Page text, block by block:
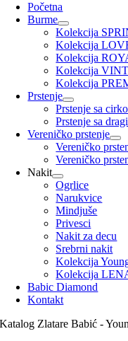
Početna
Burme
Kolekcija
Kolekcija
Kolekcija
Kolekcija
Kolekcija
Prstenje
Prstenje sa
Prstenje sa
Vereničko prstenje
Vereničko
Vereničko
Nakit
Ogrlice
Narukvice
Mindjuše
Privesci
Nakit za decu
Srebrni nakit
Kolekcija
Kolekcija
Babic Diamond
Kontakt
Katalog Zlatare Babić -